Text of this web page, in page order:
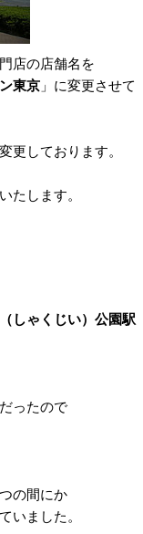
店の店舗名を
東京 」に変更させて
更しております。
たします。
しゃくじい）公園駅
ったので
の間にか
いました。